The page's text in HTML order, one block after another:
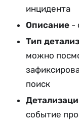
инцидента
Описание -
Тип
можно
поиск
событие